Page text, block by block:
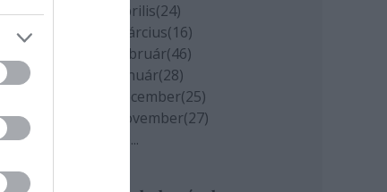
2020 április(24)
2020 március(16)
2020 február(46)
2020 január(28)
2019 december(25)
2019 november(27)
...